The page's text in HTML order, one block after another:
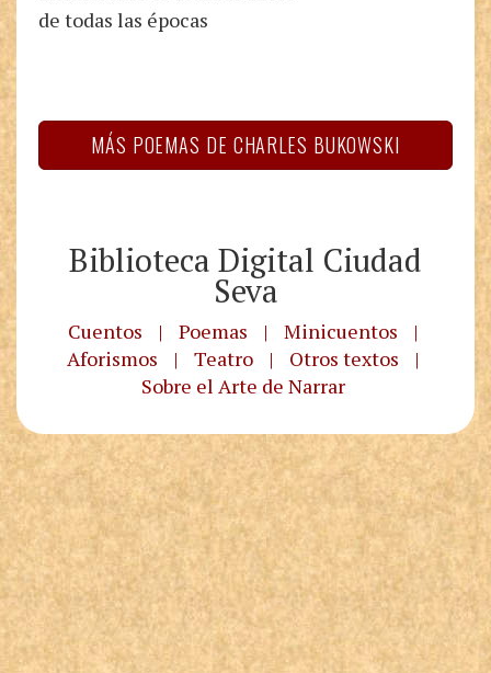
de todas las épocas
MÁS POEMAS DE CHARLES BUKOWSKI
Biblioteca Digital Ciudad
Seva
Cuentos | Poemas | Minicuentos
|
Aforismos
| Teatro | Otros textos
|
Sobre el Arte de Narrar